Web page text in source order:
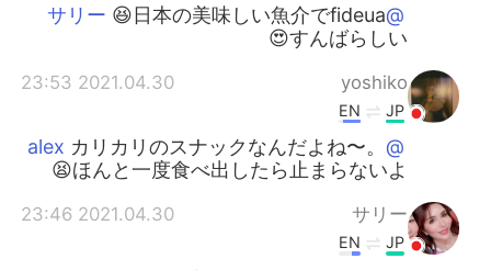
@サリー
😆日本の美味しい魚介でfideua
😍すんばらしい
yoshiko
2021.04.30 23:53
JP
EN
@alex
カリカリのスナックなんだよね〜。
ほんと一度食べ出したら止まらないよ😫
サリー
2021.04.30 23:46
JP
EN